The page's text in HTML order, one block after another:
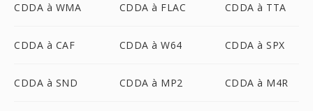
CDDA à WMA CDDA à FLAC CDDA à TTA
CDDA à CAF CDDA à W64 CDDA à SPX
CDDA à SND CDDA à MP2 CDDA à M4R